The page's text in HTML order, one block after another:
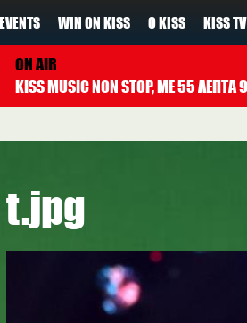
EVENTS WIN ON KISS Ο KISS KISS TV
ON AIR
t.jpg